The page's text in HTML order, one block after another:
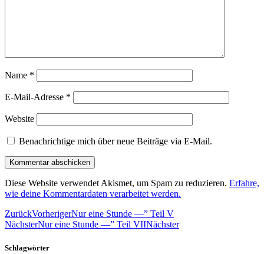
Name *
E-Mail-Adresse *
Website
Benachrichtige mich über neue Beiträge via E-Mail.
Diese Website verwendet Akismet, um Spam zu reduzieren. Erfahre,
wie deine Kommentardaten verarbeitet werden.
ZurückVorherigerNur eine Stunde —” Teil V
NächsterNur eine Stunde —” Teil VIINächster
Schlagwörter